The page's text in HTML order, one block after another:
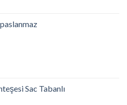
Sac Tabanlı